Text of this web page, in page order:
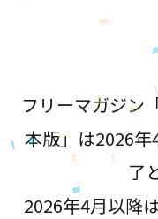
フリーマガジン
本版」は2026
了
2026年4月以降